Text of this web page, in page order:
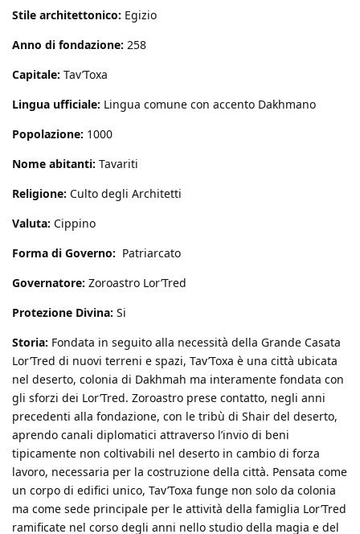
Stile architettonico: Egizio
Anno di fondazione: 258
Capitale: Tav’Toxa
Lingua ufficiale: Lingua comune con accento Dakhmano
Popolazione: 1000
Nome abitanti: Tavariti
Religione: Culto degli Architetti
Valuta: Cippino
Forma di Governo: Patriarcato
Governatore: Zoroastro Lor’Tred
Protezione Divina: Si
Storia: Fondata in seguito alla necessità della Grande Casata
Lor’Tred di nuovi terreni e spazi, Tav’Toxa è una città ubicata
nel deserto, colonia di Dakhmah ma interamente fondata con
gli sforzi dei Lor’Tred. Zoroastro prese contatto, negli anni
precedenti alla fondazione, con le tribù di Shair del deserto,
aprendo canali diplomatici attraverso l’invio di beni
tipicamente non coltivabili nel deserto in cambio di forza
lavoro, necessaria per la costruzione della città. Pensata come
un corpo di edifici unico, Tav’Toxa funge non solo da colonia
ma come sede principale per le attività della famiglia Lor’Tred
ramificate nel corso degli anni nello studio della magia e del